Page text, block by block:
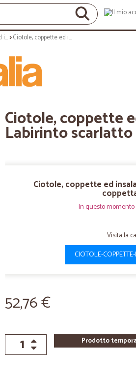
Ciotole, coppette ed insalatiere Ciotole, coppette ed insalatiere: Labirinto scarlatto coppetta cm 14
Ciotole, coppette
Labirinto
Ciotole, coppette ed
In questo
Visita la
CIOTOLE-
52,76 €
Prodotto